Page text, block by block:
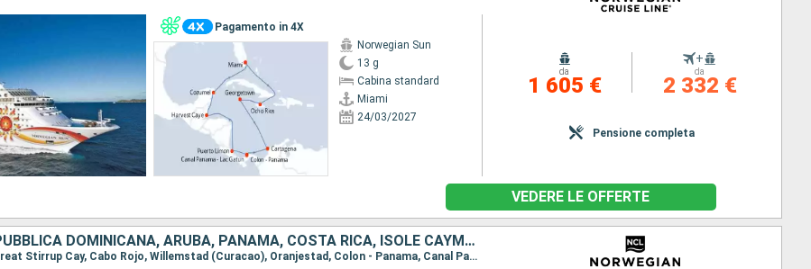
Pagamento in 4X
Norwegian Sun
13 g
Cabina standard
Miami
24/03/2027
da
1 605 €
+
da
2 332 €
Pensione completa
VEDERE LE OFFERTE
BAHAMAS, REPUBBLICA DOMINICANA, ARUBA, PANAMA, COSTA RICA, ISOLE CAYMAN, STATI UNITI
Itinerario : Miami, Great Stirrup Cay, Cabo Rojo, Willemstad (Curacao), Oranjestad, Colon - Panama, Canal Panama - Lac Gatun, Puerto Limon, Georgetown, Miami